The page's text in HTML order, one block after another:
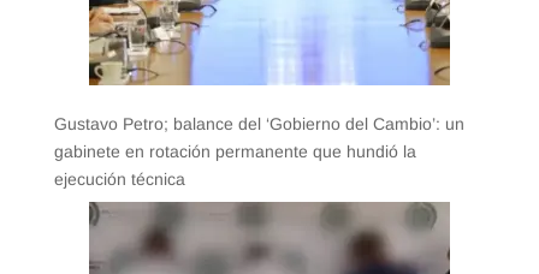
Gustavo Petro; balance del ‘Gobierno del Cambio’: un
gabinete en rotación permanente que hundió la
ejecución técnica